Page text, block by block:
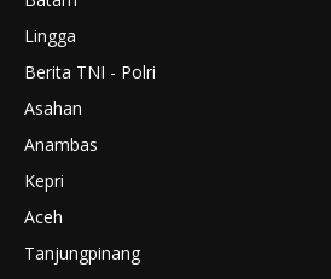
Lingga
Berita TNI - Polri
Asahan
Anambas
Kepri
Aceh
Tanjungpinang